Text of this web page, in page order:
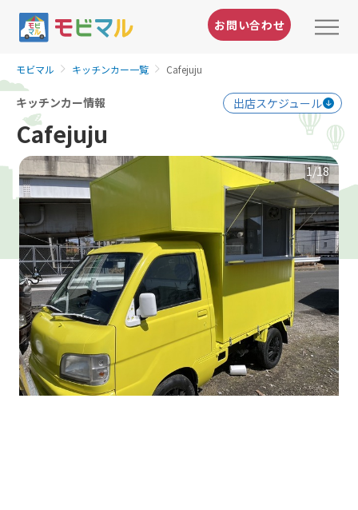
お問い合わせ
モビマル キッチンカー一覧 Cafejuju
キッチンカー情報 出店スケジュール
Cafejuju
1/18